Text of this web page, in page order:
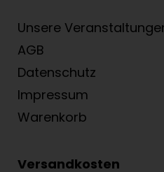
Unsere
AGB
Datenschutz
Impressum
Warenkorb
Versandkosten